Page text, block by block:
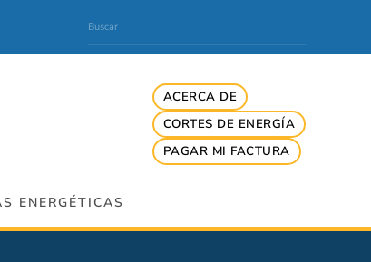
ACERCA DE
CORTES DE ENERGÍA
PAGAR MI FACTURA
ENERGÉTICAS